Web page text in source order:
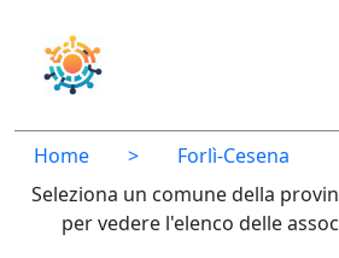
Home >
Forlì-Cesena
Seleziona un comune della
per vedere l'elenco delle